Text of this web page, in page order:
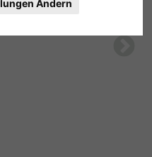
Ändern